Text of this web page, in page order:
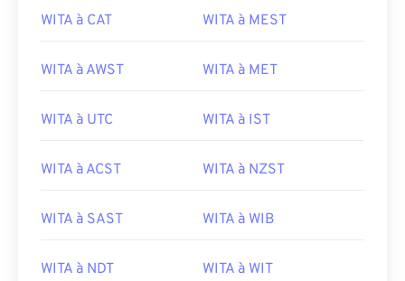
WITA à CAT WITA à MEST
WITA à AWST WITA à MET
WITA à UTC WITA à IST
WITA à ACST WITA à NZST
WITA à SAST WITA à WIB
WITA à NDT WITA à WIT